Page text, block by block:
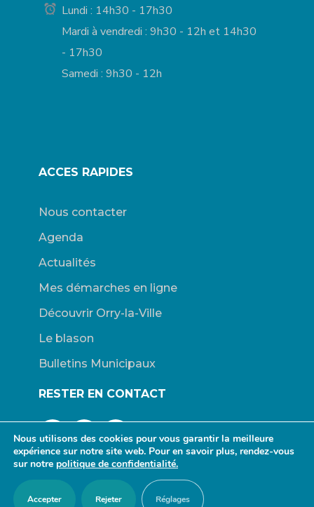
Lundi : 14h30 - 17h30
Mardi à vendredi : 9h30 - 12h et 14h30
- 17h30
Samedi : 9h30 - 12h
ACCES RAPIDES
Nous contacter
Agenda
Actualités
Mes démarches en ligne
Découvrir Orry-la-Ville
Le blason
Bulletins Municipaux
RESTER EN CONTACT
Connexion Mentions légales
Nous utilisons des cookies pour vous garantir la meilleure
expérience sur notre site web. Pour en savoir plus, rendez-vous
sur notre politique de confidentialité.
Accepter Rejeter Réglages